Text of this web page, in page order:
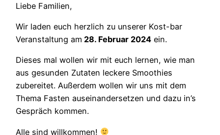
Liebe Familien,
Wir laden euch herzlich zu unserer Kost-bar
Veranstaltung am 28. Februar 2024 ein.
Dieses mal wollen wir mit euch lernen, wie man
aus gesunden Zutaten leckere Smoothies
zubereitet. Außerdem wollen wir uns mit dem
Thema Fasten auseinandersetzen und dazu in’s
Gespräch kommen.
Alle sind willkommen!